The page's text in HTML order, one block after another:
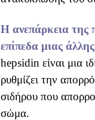
Η ανεπάρκεια της
επίπεδα μιας
hepsidin είναι μια
ρυθμίζει την
σιδήρου που
σώμα.